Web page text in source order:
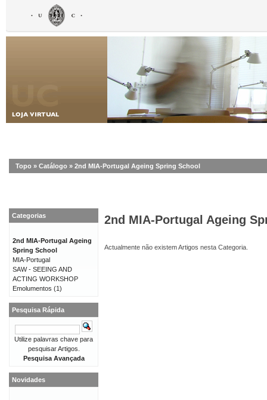
Topo » Catálogo » 2nd MIA-Portugal Ageing Spring School
2nd MIA-Portugal Ageing
Actualmente não existem Artigos nesta Categoria.
Categorias
2nd MIA-Portugal Ageing
Spring School
MIA-Portugal
SAW - SEEING AND
ACTING WORKSHOP
Emolumentos (1)
Pesquisa Rápida
Utilize palavras chave para
pesquisar Artigos.
Pesquisa Avançada
Novidades